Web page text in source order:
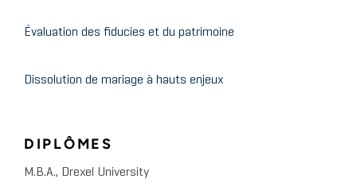
Évaluation des fiducies et du patrimoine
Dissolution de mariage à hauts enjeux
DIPLÔMES
M.B.A., Drexel University